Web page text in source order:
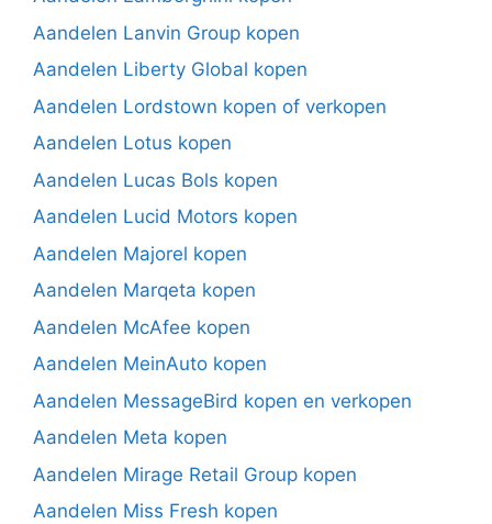
Aandelen Lanvin Group kopen
Aandelen Liberty Global kopen
Aandelen Lordstown kopen of verkopen
Aandelen Lotus kopen
Aandelen Lucas Bols kopen
Aandelen Lucid Motors kopen
Aandelen Majorel kopen
Aandelen Marqeta kopen
Aandelen McAfee kopen
Aandelen MeinAuto kopen
Aandelen MessageBird kopen en verkopen
Aandelen Meta kopen
Aandelen Mirage Retail Group kopen
Aandelen Miss Fresh kopen